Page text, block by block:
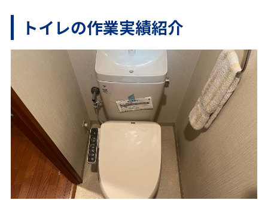
トイレの作業実績紹介